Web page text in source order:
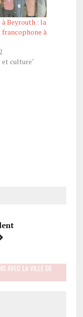
à Beyrouth : la
à
et culture"
AVEC LA VILLE DE